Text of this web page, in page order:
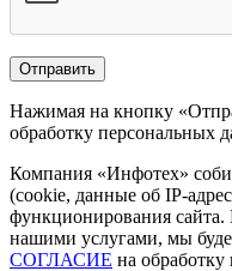
Нажимая на кнопку
обработку персональных
Компания «Инфотех»
(cookie, данные об IP-
функционирования
нашими услугами, мы
СОГЛАСИЕ на